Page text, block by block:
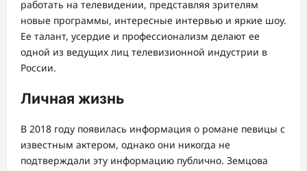
работать на телевидении, представляя зрителям
новые программы, интересные интервью и яркие шоу.
Ее талант, усердие и профессионализм делают ее
одной из ведущих лиц телевизионной индустрии в
России.
Личная жизнь
В 2018 году появилась информация о романе певицы с
известным актером, однако они никогда не
подтверждали эту информацию публично. Земцова